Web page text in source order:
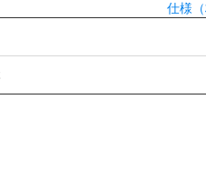
仕様